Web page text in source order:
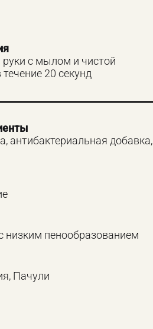
с мылом и чистой
20 секунд
антибактериальная добавка,
низким пенообразованием
Пачули